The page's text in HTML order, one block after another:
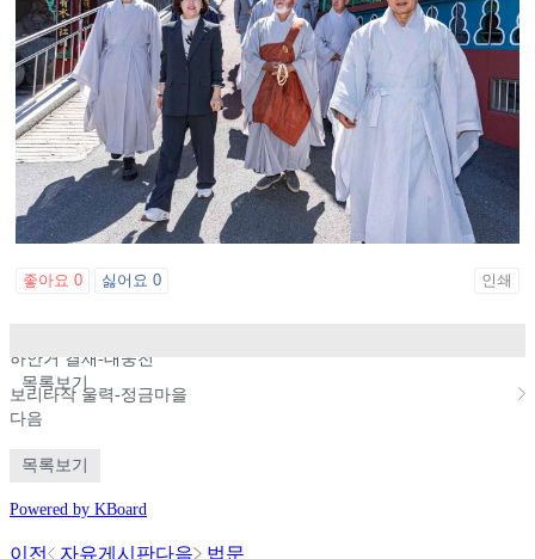
좋아요 0 싫어요 0 인쇄
하안거 결재-대웅전
목록보기
보리타작 울력-정금마을
다음
목록보기
Powered by KBoard
이전 자유게시판다음 법문